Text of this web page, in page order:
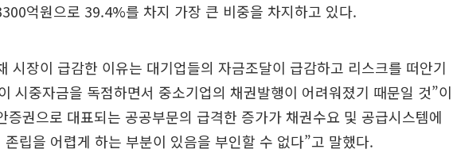
억원으로 39.4%를 차지 가장 큰 비중을 차지하고 있다.
시장이 급감한 이유는 대기업들의 자금조달이 급감하고 리스크를 떠안기
시중자금을 독점하면서 중소기업의 채권발행이 어려워졌기 때문일 것”이
증권으로 대표되는 공공부문의 급격한 증가가 채권수요 및 공급시스템에
립을 어렵게 하는 부분이 있음을 부인할 수 없다”고 말했다.